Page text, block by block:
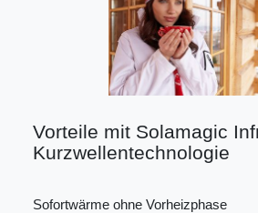
Vorteile mit Solamagic
Kurzwellentechnologie
Sofortwärme ohne Vorheizphase